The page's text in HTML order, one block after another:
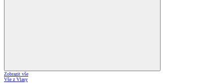
Zobrazit vše
Vše z Vlasy